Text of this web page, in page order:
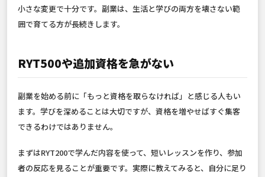
小さな変更で十分です。副業は、生活と学びの両方を壊さない範
囲で育てる方が長続きします。
RYT500や追加資格を急がない
副業を始める前に「もっと資格を取らなければ」と感じる人もい
ます。学びを深めることは大切ですが、資格を増やせばすぐ集客
できるわけではありません。
まずはRYT200で学んだ内容を使って、短いレッスンを作り、参加
者の反応を見ることが重要です。実際に教えてみると、自分に足り